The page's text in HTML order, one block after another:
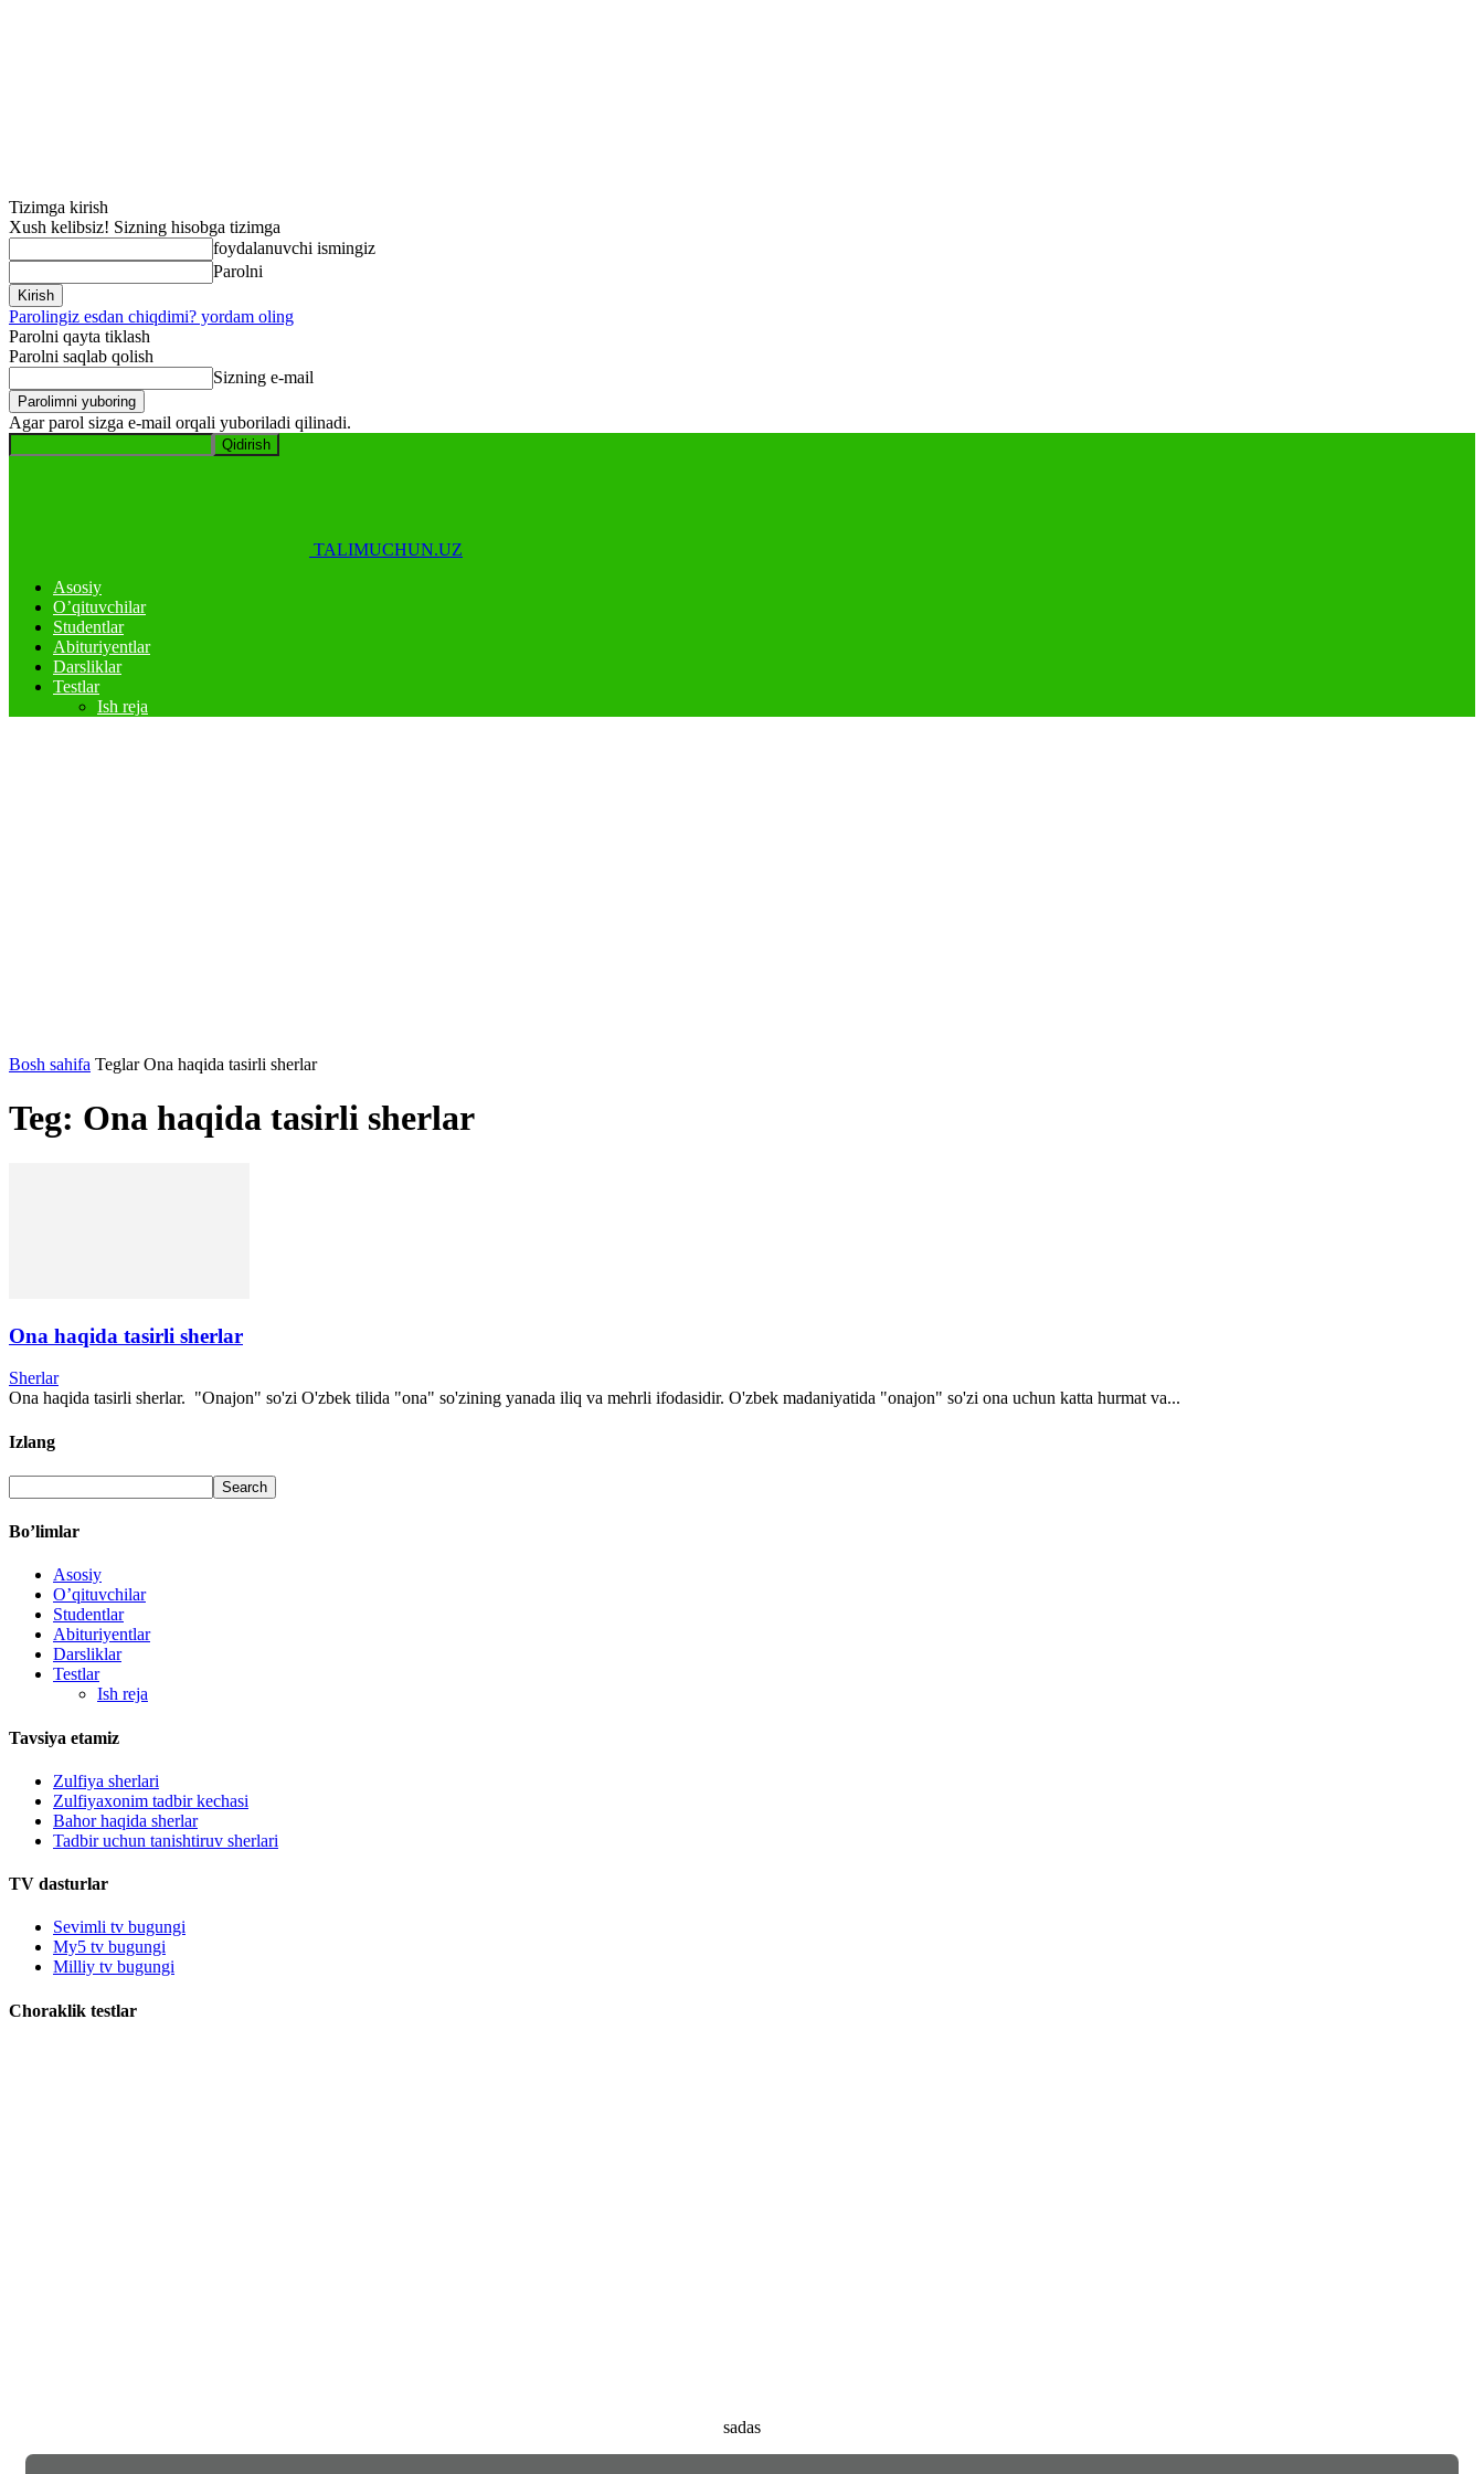
Tizimga kirish
Xush kelibsiz! Sizning hisobga tizimga
foydalanuvchi ismingiz
Parolni
Parolingiz esdan chiqdimi? yordam oling
Parolni qayta tiklash
Parolni saqlab qolish
Sizning e-mail
Agar parol sizga e-mail orqali yuboriladi qilinadi.
TALIMUCHUN.UZ
Asosiy
O’qituvchilar
Studentlar
Abituriyentlar
Darsliklar
Testlar
Ish reja
Bosh sahifa Teglar Ona haqida tasirli sherlar
Teg: Ona haqida tasirli sherlar
Ona haqida tasirli sherlar
Sherlar
Ona haqida tasirli sherlar. "Onajon" so'zi O'zbek tilida "ona" so'zining yanada iliq va mehrli ifodasidir. O'zbek madaniyatida "onajon" so'zi ona uchun katta hurmat va...
Izlang
Bo’limlar
Asosiy
O’qituvchilar
Studentlar
Abituriyentlar
Darsliklar
Testlar
Ish reja
Tavsiya etamiz
Zulfiya sherlari
Zulfiyaxonim tadbir kechasi
Bahor haqida sherlar
Tadbir uchun tanishtiruv sherlari
TV dasturlar
Sevimli tv bugungi
My5 tv bugungi
Milliy tv bugungi
Choraklik testlar
sadas